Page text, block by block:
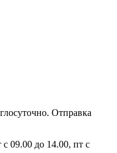
Отправка
09.00 до 14.00, пт с